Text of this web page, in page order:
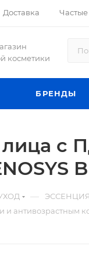
Доставка
косметики
БРЕНДЫ
с
—
антивозрастным